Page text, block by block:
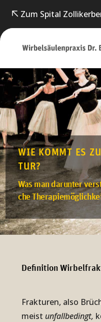
Zum Spital
WIE KOMMT ES
TUR?
Was man da­run­ter
che
De­fi­ni­tion
Frakturen, also
meist unfallbedingt,